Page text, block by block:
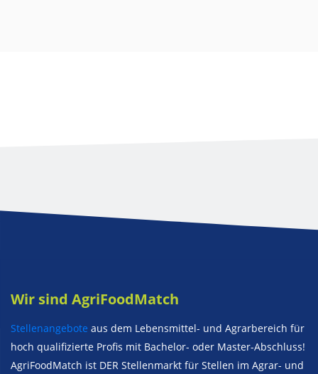
Wir sind AgriFoodMatch
Stellenangebote aus dem Lebensmittel- und Agrarbereich für
hoch qualifizierte Profis mit Bachelor- oder Master-Abschluss!
AgriFoodMatch ist DER Stellenmarkt für Stellen im Agrar- und